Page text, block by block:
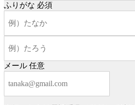
ふりがな 必須
メール 任意